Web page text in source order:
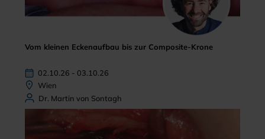
Vom kleinen Eckenaufbau bis zur Composite-Krone
02.10.26 - 03.10.26
Wien
Dr. Martin von Sontagh